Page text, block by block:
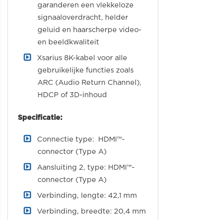
garanderen een vlekkeloze
signaaloverdracht, helder
geluid en haarscherpe video-
en beeldkwaliteit
Xsarius 8K-kabel voor alle
gebruikelijke functies zoals
ARC (Audio Return Channel),
HDCP of 3D-inhoud
Specificatie:
Connectie type: HDMI™-
connector (Type A)
Aansluiting 2, type: HDMI™-
connector (Type A)
Verbinding, lengte: 42,1 mm
Verbinding, breedte: 20,4 mm